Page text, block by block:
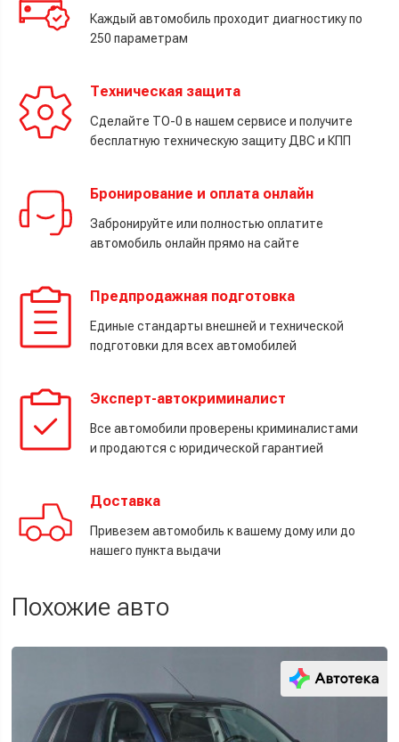
Каждый автомобиль проходит диагностику по
250 параметрам
Техническая защита
Сделайте ТО-0 в нашем сервисе и получите
бесплатную техническую защиту ДВС и КПП
Бронирование и оплата онлайн
Забронируйте или полностью оплатите
автомобиль онлайн прямо на сайте
Предпродажная подготовка
Единые стандарты внешней и технической
подготовки для всех автомобилей
Эксперт-автокриминалист
Все автомобили проверены криминалистами
и продаются с юридической гарантией
Доставка
Привезем автомобиль к вашему дому или до
нашего пункта выдачи
Похожие авто